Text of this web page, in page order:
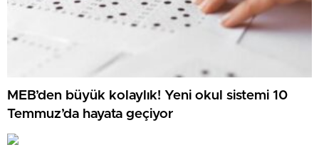
MEB’den büyük kolaylık! Yeni okul sistemi 10
Temmuz’da hayata geçiyor